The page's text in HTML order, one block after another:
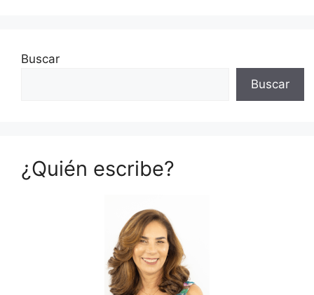
Buscar
Buscar
¿Quién escribe?